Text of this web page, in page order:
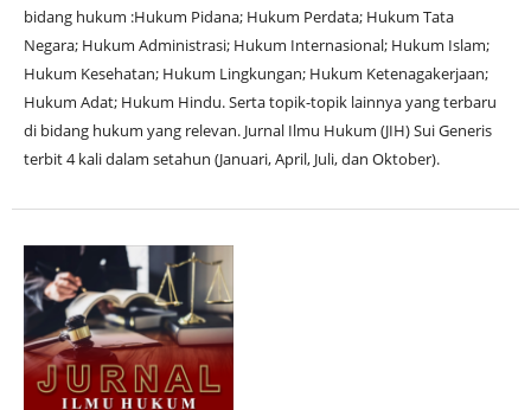
bidang hukum :Hukum Pidana; Hukum Perdata; Hukum Tata
Negara; Hukum Administrasi; Hukum Internasional; Hukum Islam;
Hukum Kesehatan; Hukum Lingkungan; Hukum Ketenagakerjaan;
Hukum Adat; Hukum Hindu. Serta topik-topik lainnya yang terbaru
di bidang hukum yang relevan. Jurnal Ilmu Hukum (JIH) Sui Generis
terbit 4 kali dalam setahun (Januari, April, Juli, dan Oktober).